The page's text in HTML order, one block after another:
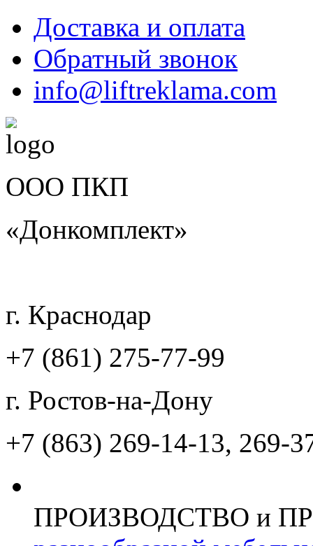
Доставка и оплата
Обратный звонок
info@liftreklama.com
ООО ПКП
«Донкомплект»
г. Краснодар
+7 (861) 275-77-99
г. Ростов-на-Дону
+7 (863) 269-14-13, 269-
ПРОИЗВОДСТВО и